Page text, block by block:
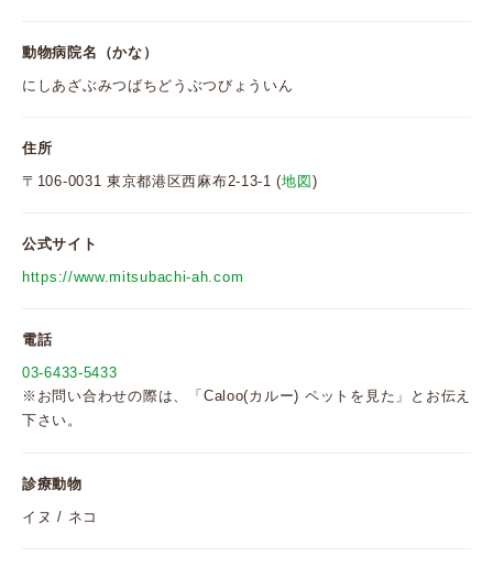
動物病院名（かな）
にしあざぶみつばちどうぶつびょういん
住所
〒106-0031 東京都港区西麻布2-13-1 (地図 )
公式サイト
https://www.mitsubachi-ah.com
電話
03-6433-5433
※お問い合わせの際は、「Caloo(カルー) ペットを見た」とお伝え
下さい。
診療動物
イヌ / ネコ